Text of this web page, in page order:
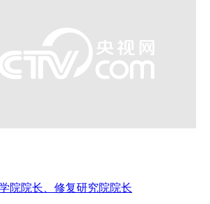
院院长、修复研究院院长